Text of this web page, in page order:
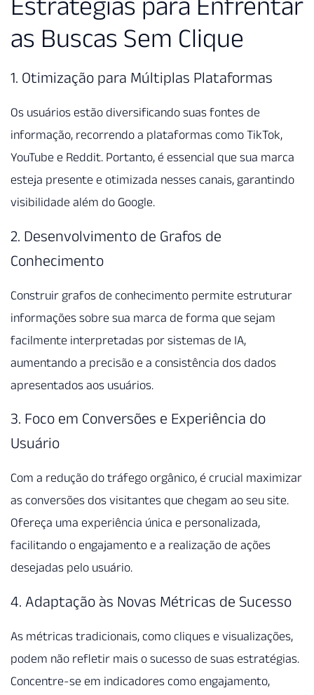
Estratégias para Enfrentar
as Buscas Sem Clique
1. Otimização para Múltiplas Plataformas
Os usuários estão diversificando suas fontes de
informação, recorrendo a plataformas como TikTok,
YouTube e Reddit. Portanto, é essencial que sua marca
esteja presente e otimizada nesses canais, garantindo
visibilidade além do Google.
2. Desenvolvimento de Grafos de
Conhecimento
Construir grafos de conhecimento permite estruturar
informações sobre sua marca de forma que sejam
facilmente interpretadas por sistemas de IA,
aumentando a precisão e a consistência dos dados
apresentados aos usuários.
3. Foco em Conversões e Experiência do
Usuário
Com a redução do tráfego orgânico, é crucial maximizar
as conversões dos visitantes que chegam ao seu site.
Ofereça uma experiência única e personalizada,
facilitando o engajamento e a realização de ações
desejadas pelo usuário.
4. Adaptação às Novas Métricas de Sucesso
As métricas tradicionais, como cliques e visualizações,
podem não refletir mais o sucesso de suas estratégias.
Concentre-se em indicadores como engajamento,